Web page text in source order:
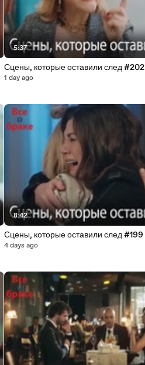
5:37
Сцены, которые оставили след #202
1 day ago
8:42
Сцены, которые оставили след #199
4 days ago